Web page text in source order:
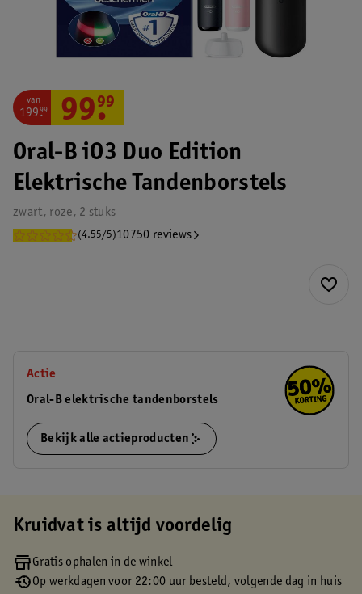
Oral-B iO3 Duo Edition
Elektrische Tandenborstels
zwart, roze, 2 stuks
(4.55/5)10750 reviews
van
199.
99 99.
99
Actie
Oral-B elektrische tandenborstels
Bekijk alle actieproducten
Kruidvat is altijd voordelig
Gratis ophalen in de winkel
Op werkdagen voor 22:00 uur besteld, volgende dag in huis